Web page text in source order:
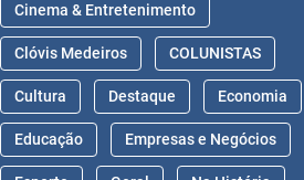
Cinema & Entretenimento
Clóvis Medeiros COLUNISTAS
Cultura Destaque Economia
Educação Empresas e Negócios